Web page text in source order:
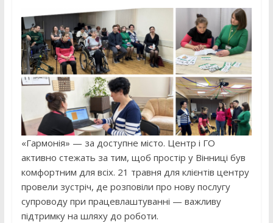
«Гармонія» — за доступне місто. Центр і ГО
активно стежать за тим, щоб простір у Вінниці був
комфортним для всіх. 21 травня для клієнтів центру
провели зустріч, де розповіли про нову послугу
супроводу при працевлаштуванні — важливу
підтримку на шляху до роботи.